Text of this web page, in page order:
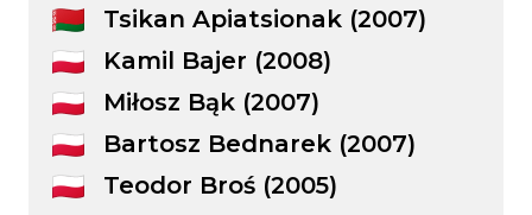
Tsikan Apiatsionak (2007)
Kamil Bajer (2008)
Miłosz Bąk (2007)
Bartosz Bednarek (2007)
Teodor Broś (2005)